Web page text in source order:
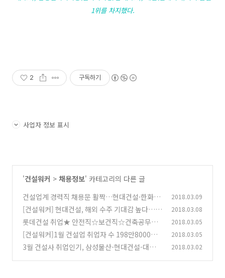
1위를 차지했다.
2 구독하기
사업자 정보 표시
'건설워커 > 채용정보' 카테고리의 다른 글
건설업계 경력직 채용문 활짝…현대건설·한화건
설·반도건설·삼호 등 건설워커 구인
(1)
2018.03.09
[건설워커] 현대건설, 해외 수주 기대감 높다…싱
가포르 매립공사 수주 (0)
2018.03.08
롯데건설 취업★ 안전직☆보건직☆건축공무＆
건축시공＆토목시공＆주택품질시험 구인
(0)
2018.03.05
[건설워커]1월 건설업 취업자 수 198만8000
명…전년동기비 5.2%↑ (0)
2018.03.05
3월 건설사 취업인기, 삼성물산-현대건설-대우건
2018.03.02